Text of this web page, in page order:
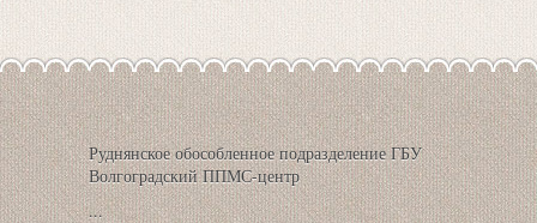
Руднянское обособленное подразделение ГБУ
Волгоградский ППМС-центр
...